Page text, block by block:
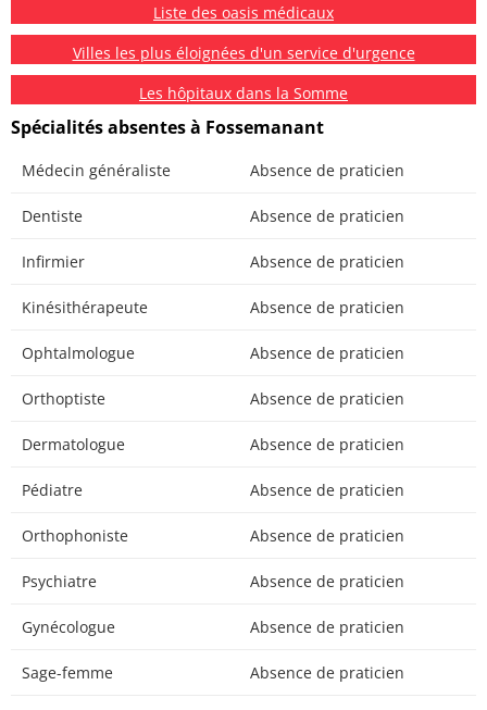
Liste des oasis médicaux
Villes les plus éloignées d'un service d'urgence
Les hôpitaux dans la Somme
Spécialités absentes à Fossemanant
Médecin généraliste Absence de praticien
Dentiste Absence de praticien
Infirmier Absence de praticien
Kinésithérapeute Absence de praticien
Ophtalmologue Absence de praticien
Orthoptiste Absence de praticien
Dermatologue Absence de praticien
Pédiatre Absence de praticien
Orthophoniste Absence de praticien
Psychiatre Absence de praticien
Gynécologue Absence de praticien
Sage-femme Absence de praticien